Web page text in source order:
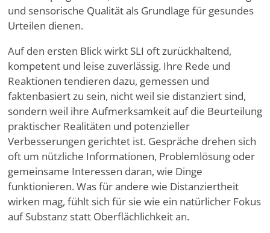
und sensorische Qualität als Grundlage für gesundes
Urteilen dienen.
Auf den ersten Blick wirkt SLI oft zurückhaltend,
kompetent und leise zuverlässig. Ihre Rede und
Reaktionen tendieren dazu, gemessen und
faktenbasiert zu sein, nicht weil sie distanziert sind,
sondern weil ihre Aufmerksamkeit auf die Beurteilung
praktischer Realitäten und potenzieller
Verbesserungen gerichtet ist. Gespräche drehen sich
oft um nützliche Informationen, Problemlösung oder
gemeinsame Interessen daran, wie Dinge
funktionieren. Was für andere wie Distanziertheit
wirken mag, fühlt sich für sie wie ein natürlicher Fokus
auf Substanz statt Oberflächlichkeit an.